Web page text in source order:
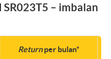
– imbalan
Returnper bulan*